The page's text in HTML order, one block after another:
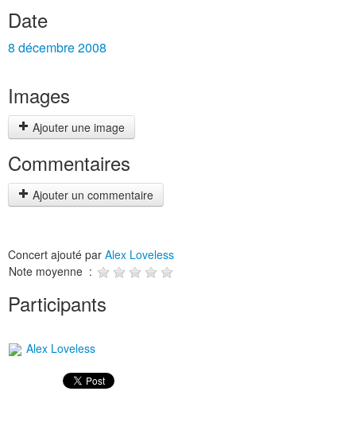
Date
8 décembre 2008
Images
Ajouter une image
Commentaires
Ajouter un commentaire
Concert ajouté par Alex Loveless
Note moyenne :
Participants
Alex Loveless